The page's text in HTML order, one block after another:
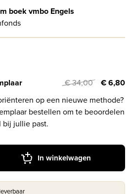
boek vmbo Engels
€ 34,00
€ 6,80
op een nieuwe methode?
bestellen om te beoordelen
bij jullie past.
In winkelwagen